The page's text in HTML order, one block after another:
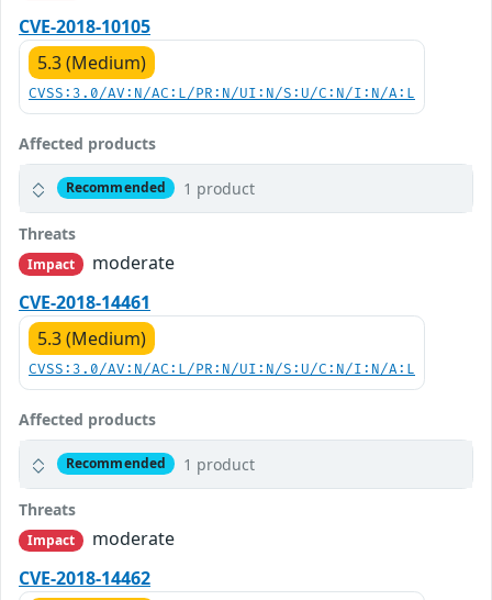
CVE-2018-10105
5.3 (Medium)
CVSS:3.0/AV:N/AC:L/PR:N/UI:N/S:U/C:N/I:N/A:L
Affected products
Recommended 1 product
Threats
Impact
moderate
CVE-2018-14461
5.3 (Medium)
CVSS:3.0/AV:N/AC:L/PR:N/UI:N/S:U/C:N/I:N/A:L
Affected products
Recommended 1 product
Threats
Impact
moderate
CVE-2018-14462